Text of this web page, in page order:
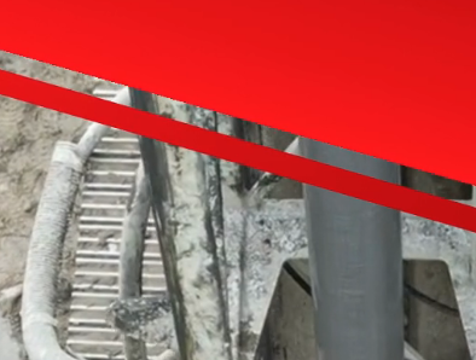
specjalne
bez wibracji i hałasu